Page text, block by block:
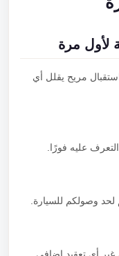
مرة
مريح يقلل أي
عليه فورًا.
وصولكم للسيارة.